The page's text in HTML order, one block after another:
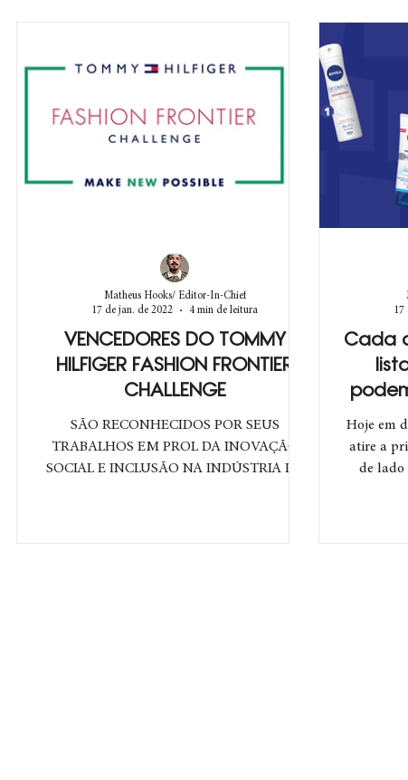
VENCEDORES DO TOMMY
HILFIGER FASHION FRONTIER
CHALLENGE
SÃO RECONHECIDOS POR SEUS
TRABALHOS EM PROL DA INOVAÇÃO
SOCIAL E INCLUSÃO NA INDÚSTRIA DA
Matheus Hooks/ Editor-In-Chief
17 de jan. de 2022
4 min de leitura
Cada
Hoje em
atire a
de lado
17